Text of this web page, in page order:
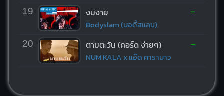
19 งมงาย
Bodyslam (บอดี้สแลม)
-
20 ตามตะวัน (คอร์ด ง่ายๆ)
NUM KALA x แอ๊ด คาราบาว
-